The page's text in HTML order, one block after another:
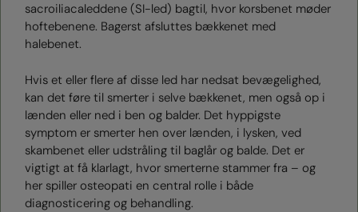
sacroiliacaleddene (SI-led) bagtil, hvor korsbenet møder
hoftebenene. Bagerst afsluttes bækkenet med
halebenet.
Hvis et eller flere af disse led har nedsat bevægelighed,
kan det føre til smerter i selve bækkenet, men også op i
lænden eller ned i ben og balder. Det hyppigste
symptom er smerter hen over lænden, i lysken, ved
skambenet eller udstråling til baglår og balde. Det er
vigtigt at få klarlagt, hvor smerterne stammer fra – og
her spiller osteopati en central rolle i både
diagnosticering og behandling.